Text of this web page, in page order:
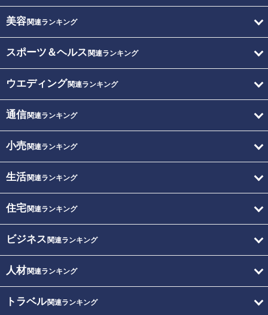
美容関連ランキング
スポーツ＆ヘルス 関連ランキング
ウエディング関連ランキング
通信関連ランキング
小売関連ランキング
生活関連ランキング
住宅関連ランキング
ビジネス 関連ランキング
人材関連ランキング
トラベル関連ランキング